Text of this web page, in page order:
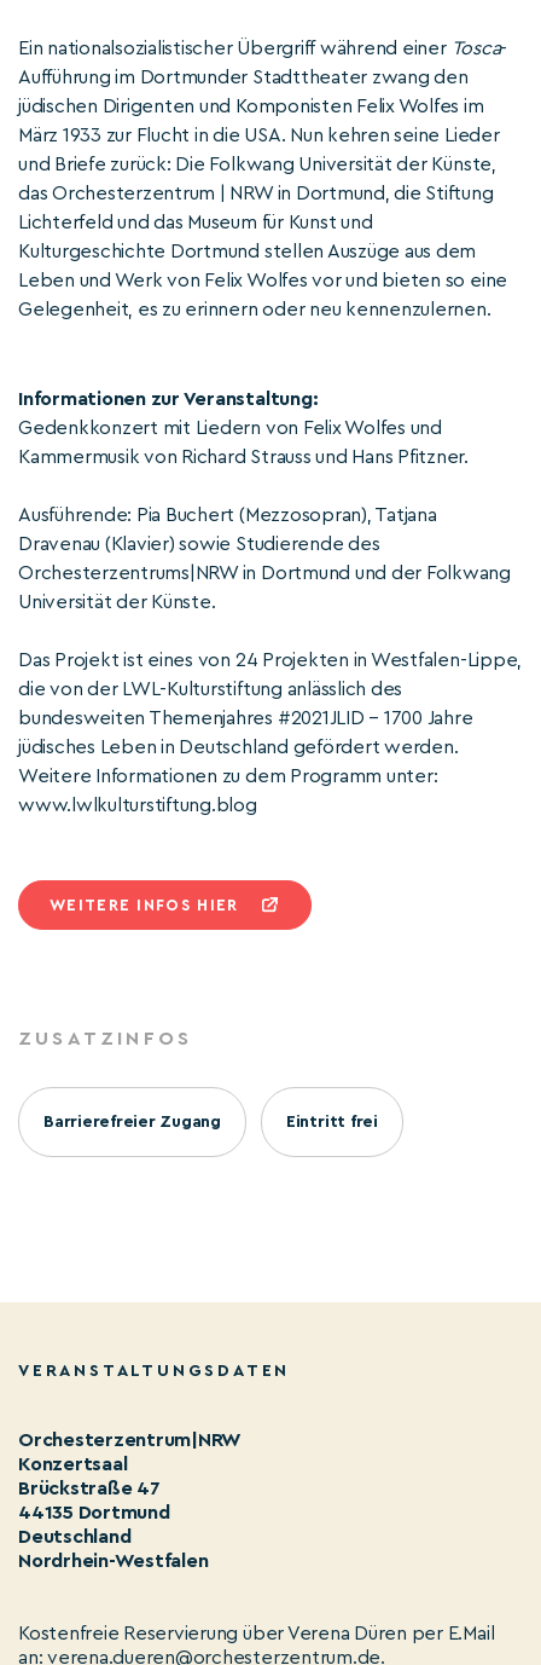
Ein nationalsozialistischer Übergriff während einer Tosca-
Aufführung im Dortmunder Stadttheater zwang den
jüdischen Dirigenten und Komponisten Felix Wolfes im
März 1933 zur Flucht in die USA. Nun kehren seine Lieder
und Briefe zurück: Die Folkwang Universität der Künste,
das Orchesterzentrum | NRW in Dortmund, die Stiftung
Lichterfeld und das Museum für Kunst und
Kulturgeschichte Dortmund stellen Auszüge aus dem
Leben und Werk von Felix Wolfes vor und bieten so eine
Gelegenheit, es zu erinnern oder neu kennenzulernen.
Informationen zur Veranstaltung:
Gedenkkonzert mit Liedern von Felix Wolfes und
Kammermusik von Richard Strauss und Hans Pfitzner.
Ausführende: Pia Buchert (Mezzosopran), Tatjana
Dravenau (Klavier) sowie Studierende des
Orchesterzentrums|NRW in Dortmund und der Folkwang
Universität der Künste.
Das Projekt ist eines von 24 Projekten in Westfalen-Lippe,
die von der LWL-Kulturstiftung anlässlich des
bundesweiten Themenjahres #2021JLID – 1700 Jahre
jüdisches Leben in Deutschland gefördert werden.
Weitere Informationen zu dem Programm unter:
www.lwlkulturstiftung.blog
WEITERE INFOS HIER
ZUSATZINFOS
Barrierefreier Zugang Eintritt frei
VERANSTALTUNGSDATEN
Orchesterzentrum|NRW
Konzertsaal
Brückstraße 47
44135 Dortmund
Deutschland
Nordrhein-Westfalen
Kostenfreie Reservierung über Verena Düren per E.Mail
an: verena.dueren@orchesterzentrum.de.